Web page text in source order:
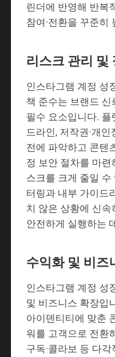
린더에 반영해 반복
참여·전환을 꾸준히
리스크 관리 및
인스타그램 계정 성
책 준수는 브랜드
필수 요소입니다.
드라인, 저작권·개
전에 파악하고 콘텐
정 보안 절차를 마련
스크를 크게 줄일 수
터링과 내부 가이드
치 않은 상황에 신
안전하게 실행하는
수익화 및 비즈
인스타그램 계정 성
및 비즈니스 확장입
아이덴티티에 맞춘
워를 고객으로 전환
구독·콜라보 등 다